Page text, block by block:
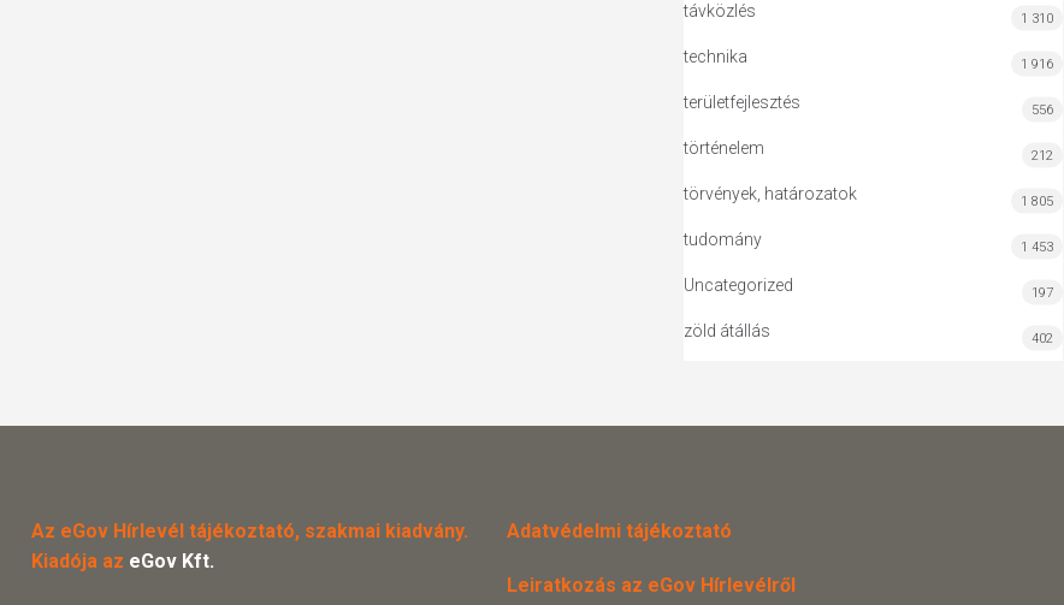
távközlés 1 310
technika 1 916
területfejlesztés 556
történelem 212
törvények, határozatok 1 805
tudomány 1 453
Uncategorized 197
zöld átállás 402
Az eGov Hírlevél tájékoztató, szakmai kiadvány.
Kiadója az eGov Kft.
Adatvédelmi tájékoztató
Leiratkozás az eGov Hírlevélről